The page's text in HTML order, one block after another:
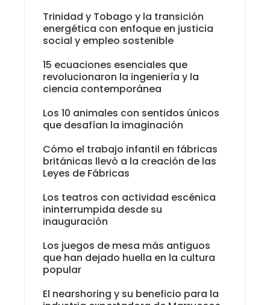
Trinidad y Tobago y la transición
energética con enfoque en justicia
social y empleo sostenible
15 ecuaciones esenciales que
revolucionaron la ingeniería y la
ciencia contemporánea
Los 10 animales con sentidos únicos
que desafían la imaginación
Cómo el trabajo infantil en fábricas
británicas llevó a la creación de las
Leyes de Fábricas
Los teatros con actividad escénica
ininterrumpida desde su
inauguración
Los juegos de mesa más antiguos
que han dejado huella en la cultura
popular
El nearshoring y su beneficio para la